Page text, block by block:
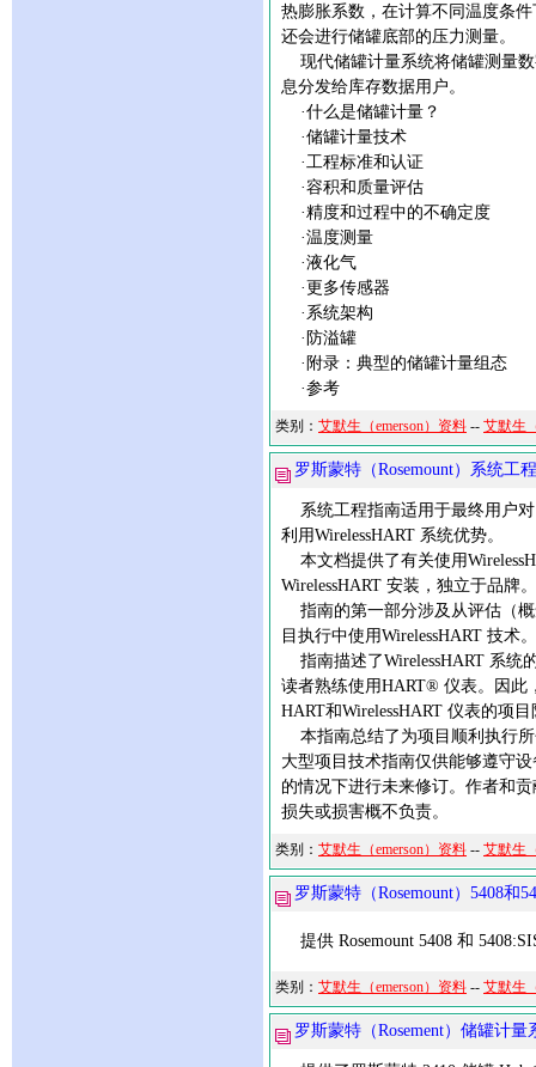
热膨胀系数，在计算不同温度条
还会进行储罐底部的压力测量。
现代储罐计量系统将储罐测量数
息分发给库存数据用户。
·什么是储罐计量？
·储罐计量技术
·工程标准和认证
·容积和质量评估
·精度和过程中的不确定度
·温度测量
·液化气
·更多传感器
·系统架构
·防溢罐
·附录：典型的储罐计量组态
·参考
类别： 艾默生（emerson）资料 -- 艾默生
罗斯蒙特（Rosemount）系统工
系统工程指南适用于最终用户对
利用WirelessHART 系统优势。
本文档提供了有关使用
WirelessHART 安装，独立于品牌
指南的第一部分涉及从评估（概
目执行中使用WirelessHART 技术
指南描述了WirelessHART 系统
读者熟练使用HART® 仪表。因此
HART和WirelessHART 仪表的项
本指南总结了为项目顺利执行所
大型项目技术指南仅供能够遵守
的情况下进行未来修订。作者和
损失或损害概不负责。
类别： 艾默生（emerson）资料 -- 艾默生
罗斯蒙特（Rosemount）5408和
提供 Rosemount 5408 和
类别： 艾默生（emerson）资料 -- 艾默生
罗斯蒙特（Rosement）储罐计